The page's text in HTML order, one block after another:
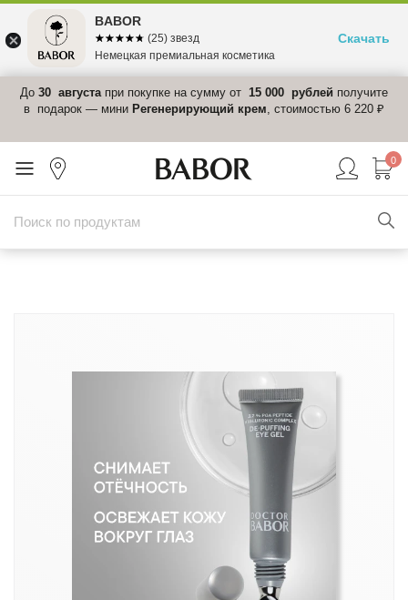
До 30 августапри покупке на сумму от 15 000 рублей получите
в подарок — мини Регенерирующий крем, стоимостью 6 220 ₽
0
BABOR
☆☆☆☆☆
★★★★★ (25) звезд
Немецкая премиальная косметика
Скачать